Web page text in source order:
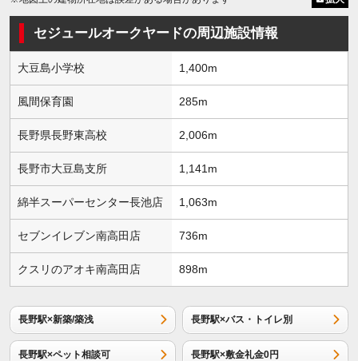
セジュールオークヤードの周辺施設情報
大豆島小学校 1,400m
風間保育園 285m
長野県長野東高校 2,006m
長野市大豆島支所 1,141m
綿半スーパーセンター長池店 1,063m
セブンイレブン南高田店 736m
クスリのアオキ南高田店 898m
長野駅×新築/築浅 長野駅×バス・トイレ別
長野駅×ペット相談可 長野駅×敷金礼金0円